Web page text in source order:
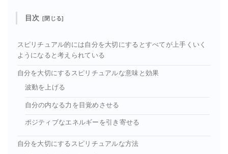
目次
スピリチュアル的には自分を大切にするとすべてが上手くいく
ようになると考えられている
自分を大切にするスピリチュアルな意味と効果
波動を上げる
自分の内なる力を目覚めさせる
ポジティブなエネルギーを引き寄せる
自分を大切にするスピリチュアルな方法